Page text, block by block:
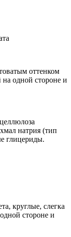
оттенком
на одной стороне и
натрия (тип
глицериды.
круглые, слегка
стороне и